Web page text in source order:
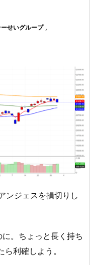
ーせいグループ ,
ンジェスを損切りし
。ちょっと長く持ち
利確しよう。